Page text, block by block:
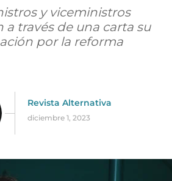
y viceministros
través de una carta su
por la reforma
Revista Alternativa
diciembre 1, 2023